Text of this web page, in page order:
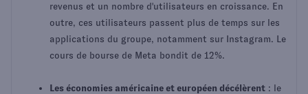
revenus et un nombre d'utilisateurs en croissance. En
outre, ces utilisateurs passent plus de temps sur les
applications du groupe, notamment sur Instagram. Le
cours de bourse de Meta bondit de 12%.
Les économies américaine et européen décélèrent : le